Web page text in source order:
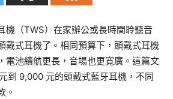
機（TWS）在家辦公或長時間聆聽音
戴式耳機了。相同預算下，頭戴式耳機
電池續航更長，音場也更寬廣。這篇文
到 9,000 元的頭戴式藍牙耳機，不同
。